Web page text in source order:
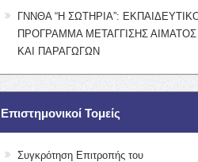
ΓΝΝΘΑ “Η ΣΩΤΗΡΙΑ”:
ΠΡΟΓΡΑΜΜΑ ΜΕΤΑΓΓΙΣΗΣ ΑΙΜΑΤΟΣ
ΚΑΙ ΠΑΡΑΓΩΓΩΝ
Επιστημονικοί Τομείς
Συγκρότηση Επιτροπής του